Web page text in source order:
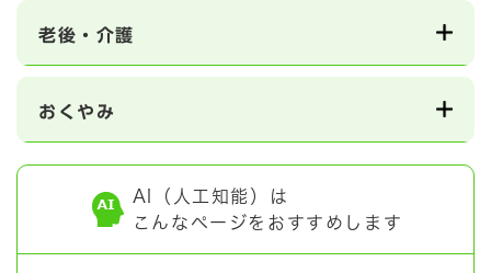
老後・介護
おくやみ
AI（人工知能）は
こんなページをおすすめします